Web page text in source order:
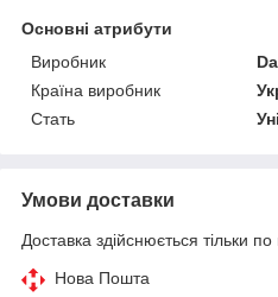
Основні атрибути
Виробник
Країна виробник
Стать
Умови доставки
Доставка здійснюється тільки по
Нова Пошта